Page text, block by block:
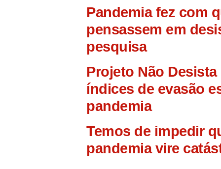
Pandemia fez com
pensassem em
pesquisa
Projeto Não
índices de evasão
pandemia
Temos de impedir
pandemia vire